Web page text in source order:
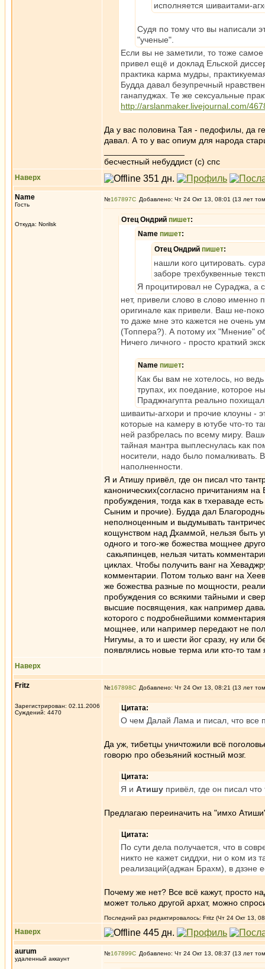
исполняется шиваитами-
Судя по тому что вы написали
"ученые".
Если вы не заметили, то тоже
привел ещё и доклад Ельской
практика карма мудры,
Будда давал безупречный
ганапуджах. Те же сексуальные
http://arslanmaker.livejournal.com/
Да у вас половина Тая - педофилы, да
давал. А то у вас опиум для народа
бесчестный небуддист (с) спс
Наверх
Name
Гость
Откуда: Norilsk
№167897 Добавлено: Чт 24 Окт 13, 08:01 (13 лет
Отец Ондрий пишет:
Name пишет:
Отец Ондрий пишет:
нашли кого цитировать.
заборе трехбуквенные
Я процитировал не Сураджа, а
нет, привели слово в слово именно
оригинале как привели. Ваш не-
то даже мне это кажется не очень
(Топпера?). А потому их "Мнение"
Ничего личного - просто краткий
Name пишет:
Как бы вам не хотелось, но
трупах, их поедание, которое
Праджнагупта реально
шиваиты-агхори и прочие клоуны -
которые на камеру в ютубе что-то
ней разбрелась по всему миру.
тайная мантра выплеснулась как
носители, надо было помалкивать.
наполненности.
Я и Атишу привёл, где он писал что
канонических(согласно причитаниям
пробуждения, тогда как в тхераваде
Сыним и прочие). Будда дал
неполноценным и выдумывать
кощунством над Дхаммой, нельзя быть
одного и того-же божества мощнее
сакьяпинцев, нельзя читать
циклах. Чтобы получить ванг на
комментарии. Потом только ванг на
же божества разные по мощности,
пробуждения со всякими тайными и
высшие посвящения, как например
которого с подробнейшими
мощнее, или например передают не
Нигумы, а то и шести йог сразу, ну или
появлялись новые терма или кто-то
Наверх
Fritz
Зарегистрирован: 02.11.2006
Суждений: 4470
№167898 Добавлено: Чт 24 Окт 13, 08:21 (13 лет
Цитата:
О чем Далай Лама и писал, что все
Да уж, тибетцы уничтожили всё
говорю про обезьяний костный мозг.
Цитата:
Я и Атишу привёл, где он писал
Предлагаю переиначить на "имхо
Цитата:
По сути дела получается, что в
никто не кажет сиддхи, ни о ком из
реализаций(аджан Брахм), в дзэне
Почему же нет? Все всё кажут, просто
может только другой архат, можно
Последний раз редактировалось: Fritz (Чт 24 Окт 13,
Наверх
aurum
удаленный аккаунт
№167899 Добавлено: Чт 24 Окт 13, 08:37 (13 лет